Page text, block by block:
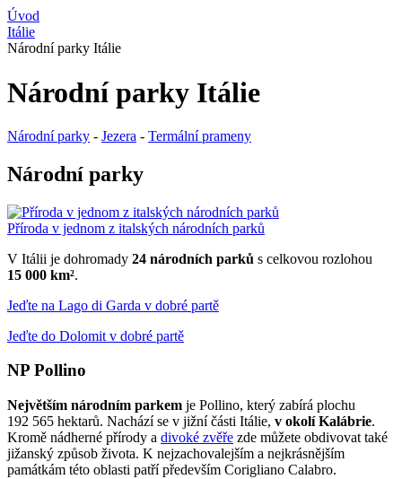
Úvod
Itálie
Národní parky Itálie
Národní parky Itálie
Národní parky - Jezera - Termální prameny
Národní parky
Příroda v jednom z italských národních parků
V Itálii je dohromady 24 národních parků s celkovou rozlohou
15 000 km².
Jeďte na Lago di Garda v dobré partě
Jeďte do Dolomit v dobré partě
NP Pollino
Největším národním parkem je Pollino, který zabírá plochu
192 565 hektarů. Nachází se v jižní části Itálie, v okolí Kalábrie.
Kromě nádherné přírody a divoké zvěře zde můžete obdivovat také
jižanský způsob života. K nejzachovalejším a nejkrásnějším
památkám této oblasti patří především Corigliano Calabro.